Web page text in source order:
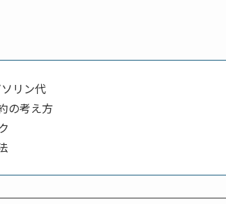
リン代
の考え方